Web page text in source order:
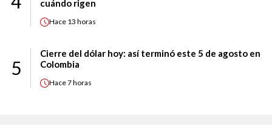
cuándo rigen
Hace 13 horas
5
Cierre del dólar hoy: así terminó este 5 de agosto en
Colombia
Hace7 horas